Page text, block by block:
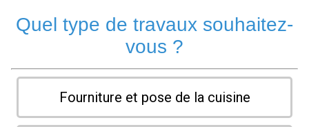
Quel type de travaux souhaitez-
vous ?
Fourniture et pose de la cuisine